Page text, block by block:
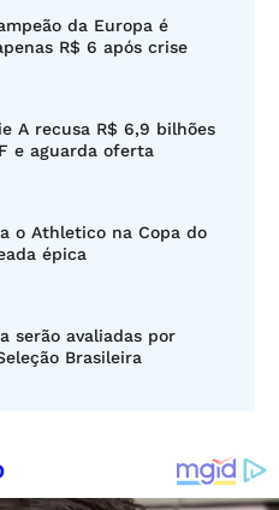
da Europa é
R$ 6 após crise
A recusa R$ 6,9 bilhões
e aguarda oferta
o Athletico na Copa do
épica
serão avaliadas por
Brasileira